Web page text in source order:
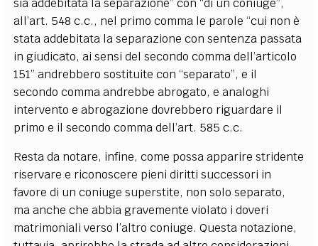
sia addebitata la separazione” con “di un coniuge”,
all’art. 548 c.c., nel primo comma le parole “cui non è
stata addebitata la separazione con sentenza passata
in giudicato, ai sensi del secondo comma dell’articolo
151” andrebbero sostituite con “separato”, e il
secondo comma andrebbe abrogato, e analoghi
intervento e abrogazione dovrebbero riguardare il
primo e il secondo comma dell’art. 585 c.c.
Resta da notare, infine, come possa apparire stridente
riservare e riconoscere pieni diritti successori in
favore di un coniuge superstite, non solo separato,
ma anche che abbia gravemente violato i doveri
matrimoniali verso l’altro coniuge. Questa notazione,